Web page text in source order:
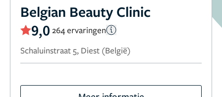
Belgian Beauty Clinic
9,0 264 ervaringen
Schaluinstraat 5, Diest (België)